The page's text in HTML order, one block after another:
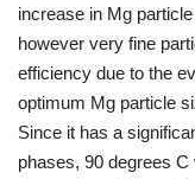
increase in Mg
however very fine
efficiency due to the
optimum Mg particle
Since it has a
phases, 90 degrees